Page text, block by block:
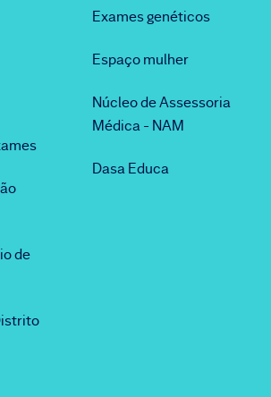
de
Exames genéticos
Espaço mulher
Núcleo de Assessoria
Médica - NAM
Dasa Educa